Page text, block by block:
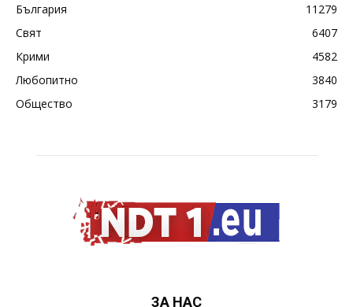
България
11279
Свят
6407
Крими
4582
Любопитно
3840
Общество
3179
ЗА НАС